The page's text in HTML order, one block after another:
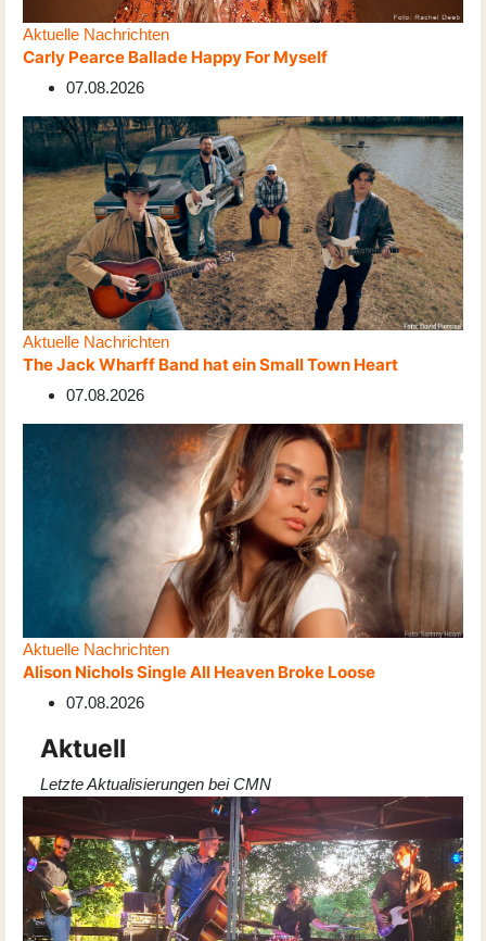
Aktuelle Nachrichten
Carly Pearce Ballade Happy For Myself
07.08.2026
Aktuelle Nachrichten
The Jack Wharff Band hat ein Small Town Heart
07.08.2026
Aktuelle Nachrichten
Alison Nichols Single All Heaven Broke Loose
07.08.2026
Aktuell
Letzte Aktualisierungen bei CMN